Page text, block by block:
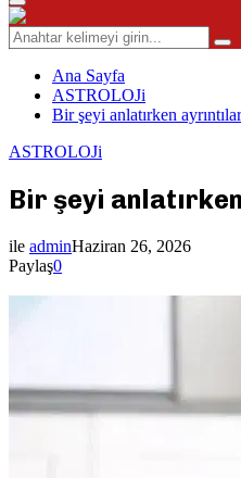
Primary
Menu
Search
for:
Ana Sayfa
ASTROLOJi
Bir şeyi anlatırken
ASTROLOJi
Bir şeyi
ile adminHaziran 26, 2026
Paylaş0